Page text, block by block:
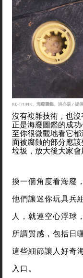
RE-THINK、海廢圖鑑、洪亦辰 / 提供
沒有複雜技術，也沒
正是海廢圖鑑的成
至你很微觀地看它
面被腐蝕的部分應
垃圾，放大後大家會
換一個角度看海廢
他們讓迷你玩具兵
人，就連空心浮球
所謂質感，包括日
這些細節讓人好奇
入口。